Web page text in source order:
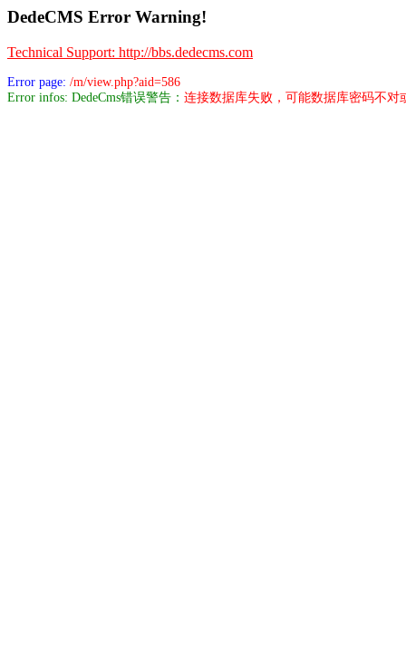
DedeCMS Error Warning!
Technical Support: http://bbs.dedecms.com
Error page: /m/view.php?aid=586
Error infos: DedeCms错误警告： 连接数据库失败，可能数据库密码不对